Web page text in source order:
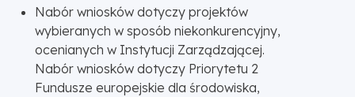
Nabór wniosków dotyczy projektów
wybieranych w sposób niekonkurencyjny,
ocenianych w Instytucji Zarządzającej.
Nabór wniosków dotyczy Priorytetu 2
Fundusze europejskie dla środowiska,